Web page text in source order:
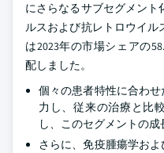
にさらなるサブセグメン
ルスおよび抗レトロウイ
は2023年の市場シェアの
配しました。
個々の患者特性に合わ
力し、従来の治療と比
し、このセグメントの成
さらに、免疫腫瘍学お